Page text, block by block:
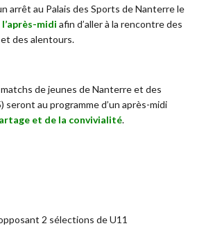
arrêt au Palais des Sports de Nanterre le
midi afin d’aller à la rencontre des
des alentours.
de jeunes de Nanterre et des
seront au programme d’un après-midi
et de la convivialité.
2 sélections de U11